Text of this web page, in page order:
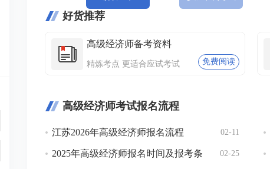
好货推荐
高级经济师备考资料
精炼考点 更适合应试考试 免费阅读
高级经济师考试报名流程
江苏2026年高级经济师报名流程 02-11
2025年高级经济师报名时间及报考条 02-25